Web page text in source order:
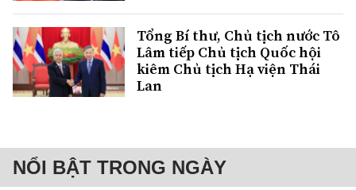
Tổng Bí thư, Chủ tịch nước Tô
Lâm tiếp Chủ tịch Quốc hội
kiêm Chủ tịch Hạ viện Thái
Lan
NỔI BẬT TRONG NGÀY